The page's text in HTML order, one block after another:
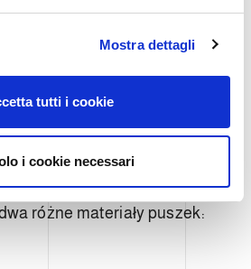
Mostra dettagli
tutti i cookie
i cookie necessari
puszek zazwyczaj
różne materiały puszek: